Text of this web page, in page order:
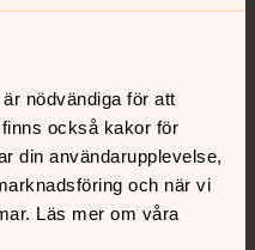
nödvändiga för att
också kakor för
din användarupplevelse,
och när vi
Läs mer om våra